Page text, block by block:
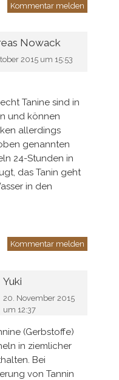
Kommentar melden
Nowack
2015 um 15:53
Tanine sind in
und können
allerdings
genannten
24-Stunden in
das Tanin geht
in den
Kommentar melden
Yuki
20. November 2015
um 12:37
(Gerbstoffe)
in ziemlicher
Bei
von Tannin